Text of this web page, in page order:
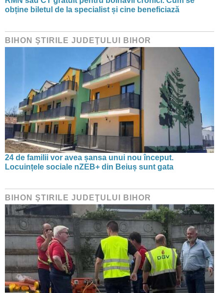
obține biletul de la specialist și cine beneficiază
BIHON ŞTIRILE JUDEŢULUI BIHOR
24 de familii vor avea șansa unui nou început.
Locuințele sociale nZEB+ din Beiuș sunt gata
BIHON ŞTIRILE JUDEŢULUI BIHOR